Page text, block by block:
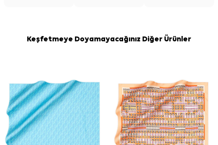
Keşfetmeye Doyamayacağınız Diğer Ürünler